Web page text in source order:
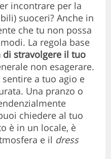
incontrare per la
suoceri? Anche in
che tu non possa
La regola base
di stravolgere il tuo
non esagerare.
a tuo agio e
Una pranzo o
chiedere al tuo
è in un locale, è
e il dress